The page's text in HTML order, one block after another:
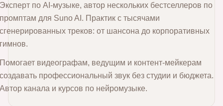
Эксперт по AI‑музыке, автор нескольких бестселлеров по
промптам для Suno AI. Практик с тысячами
сгенерированных треков: от шансона до корпоративных
гимнов.
Помогает видеографам, ведущим и контент‑мейкерам
создавать профессиональный звук без студии и бюджета.
Автор канала и курсов по нейромузыке.